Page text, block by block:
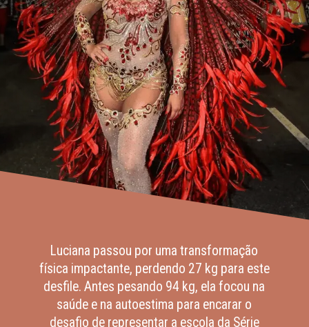
Luciana passou por uma transformação
física impactante, perdendo 27 kg para este
desfile. Antes pesando 94 kg, ela focou na
saúde e na autoestima para encarar o
desafio de representar a escola da Série